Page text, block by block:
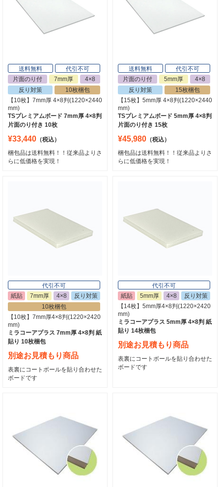
送料無料
代引不可
片面のり付
7mm厚
4×8
反り対策
10枚梱包
【10枚】7mm厚 4×8判(1220×2440
mm)
TSプレミアムボード 7mm厚 4×8判
片面のり付き 10枚
¥33,440 （税込）
梱包品は送料無料！！従来品よりさ
らに低価格を実現！
送料無料
代引不可
片面のり付
5mm厚
4×8
反り対策
15枚梱包
【15枚】5mm厚 4×8判(1220×2440
mm)
TSプレミアムボード 5mm厚 4×8判
片面のり付き 15枚
¥45,980 （税込）
梱包品は送料無料！！従来品よりさ
らに低価格を実現！
代引不可
紙貼
7mm厚 4×8
反り対策
10枚梱包
【10枚】7mm厚4×8判(1220×2420
mm)
ミラコーアプラス 7mm厚 4×8判 紙
貼り 10枚梱包
別途お見積もり商品
表裏にコートボールを貼り合わせた
ボードです
代引不可
紙貼
5mm厚 4×8
反り対策
【14枚】5mm厚4×8判(1220×2420
mm)
ミラコーアプラス 5mm厚 4×8判 紙
貼り 14枚梱包
別途お見積もり商品
表裏にコートボールを貼り合わせた
ボードです